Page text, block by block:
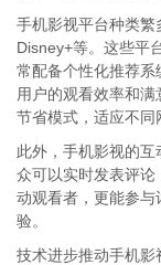
手机影视平台种类繁
Disney+等。这些平
常配备个性化推荐系
用户的观看效率和
节省模式，适应不同
此外，手机影视的
众可以实时发表评
动观看者，更能参
验。
技术进步推动手机